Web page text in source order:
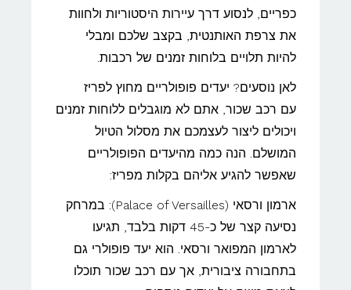
כפריים, לנסוע דרך עיירות היסטוריות ולחוות
את צרפת האותנטית, בקצב שלכם ומבלי
להיות תלויים בלוחות זמנים של רכבות.
לאן נוסעים? יעדים פופולריים מחוץ לפריז
עם רכב שכור, אתם לא מוגבלים ללוחות זמנים
ויכולים ליצור לעצמכם את מסלול הטיול
המושלם. הנה כמה מהיעדים הפופולריים
שאפשר להגיע אליהם בקלות מפריז:
ארמון ורסאי (Palace of Versailles): במרחק
נסיעה קצר של כ-45 דקות בלבד, תגיעו
לארמון המפואר ורסאי. הוא יעד פופולרי גם
בתחבורה ציבורית, אך עם רכב שכור תוכלו